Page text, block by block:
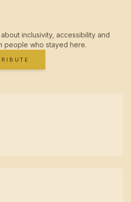
inclusivity, accessibility and
people who stayed here.